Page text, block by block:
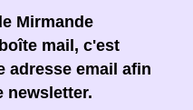
Mirmande
mail, c'est
adresse email afin
newsletter.